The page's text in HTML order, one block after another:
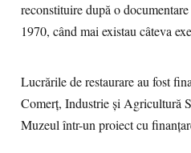
reconstituire după o
1970, când mai existau câteva
Lucrările de restaurare au fost
Comerț, Industrie și Agricultură
Muzeul într-un proiect cu